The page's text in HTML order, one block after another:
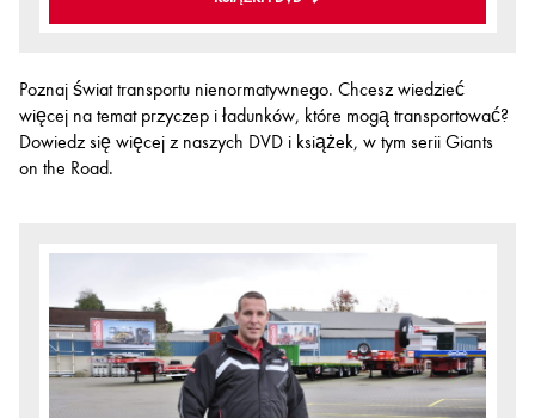
Poznaj świat transportu nienormatywnego. Chcesz wiedzieć
więcej na temat przyczep i ładunków, które mogą transportować?
Dowiedz się więcej z naszych DVD i książek, w tym serii Giants
on the Road.